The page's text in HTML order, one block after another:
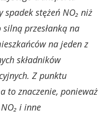
stężeń NO₂ niż
przesłanką na
na jeden z
składników
Z punktu
to znaczenie, ponieważ
i inne